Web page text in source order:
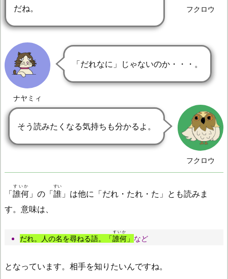
フクロウ
だね。
ナヤミィ
「だれなに」じゃないのか・・・。
フクロウ
そう読みたくなる気持ちも分かるよ。
「誰何
すいか
」の「誰
すい
」は他に「だれ・たれ・た」とも読みま
す。意味は、
だれ。人の名を尋ねる語。「誰何
すいか
」 など
となっています。相手を知りたいんですね。